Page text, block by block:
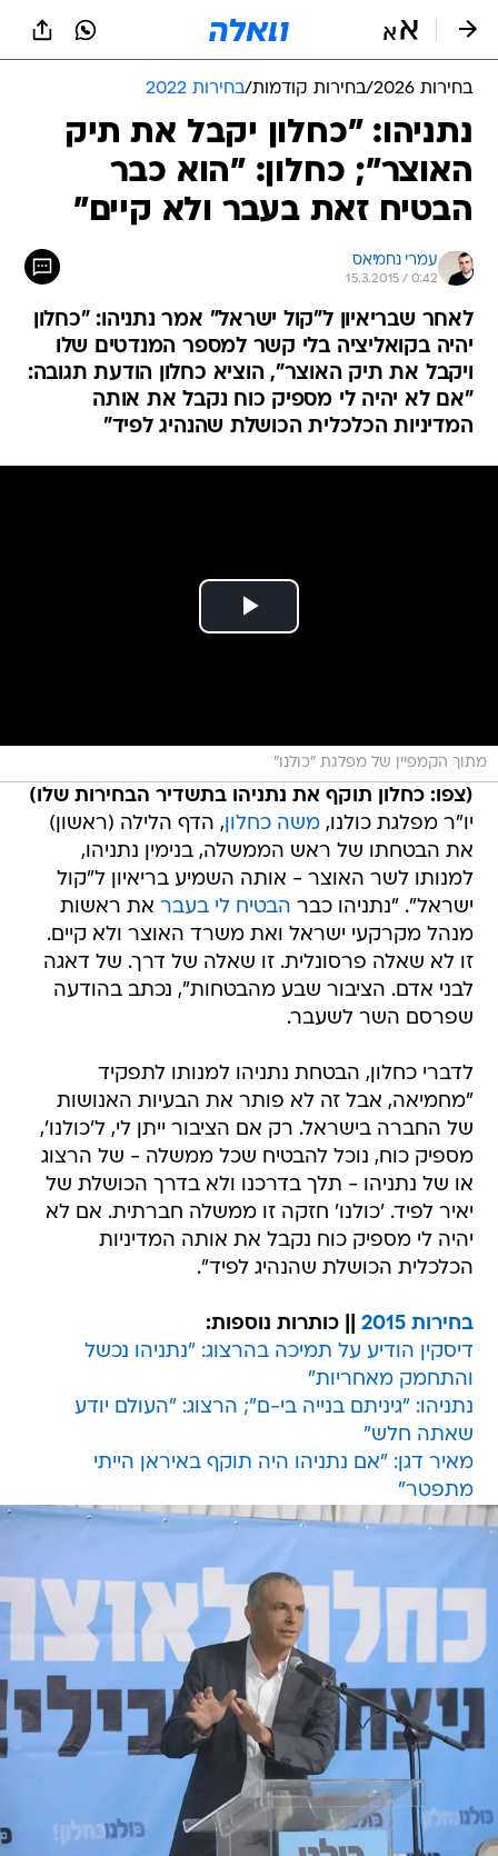
בחירות 2026 /בחירות קודמות/בחירות 2022
נתניהו: "כחלון יקבל את תיק
האוצר"; כחלון: "הוא כבר
הבטיח זאת בעבר ולא קיים"
עמרי נחמיאס
15.3.2015 / 0:42
לאחר שבריאיון ל"קול ישראל" אמר נתניהו: "כחלון
יהיה בקואליציה בלי קשר למספר המנדטים שלו
ויקבל את תיק האוצר", הוציא כחלון הודעת תגובה:
"אם לא יהיה לי מספיק כוח נקבל את אותה
המדיניות הכלכלית הכושלת שהנהיג לפיד"
מתוך הקמפיין של מפלגת "כולנו"
(צפו: כחלון תוקף את נתניהו בתשדיר הבחירות שלו)
יו"ר מפלגת כולנו,משה כחלון, הדף הלילה (ראשון)
את הבטחתו של ראש הממשלה, בנימין נתניהו,
למנותו לשר האוצר - אותה השמיע בריאיון ל"קול
ישראל". "נתניהו כבר הבטיח לי בעבר את ראשות
מנהל מקרקעי ישראל ואת משרד האוצר ולא קיים.
זו לא שאלה פרסונלית. זו שאלה של דרך. של דאגה
לבני אדם. הציבור שבע מהבטחות", נכתב בהודעה
שפרסם השר לשעבר.
לדברי כחלון, הבטחת נתניהו למנותו לתפקיד
"מחמיאה, אבל זה לא פותר את הבעיות האנושות
של החברה בישראל. רק אם הציבור ייתן לי, ל'כולנו',
מספיק כוח, נוכל להבטיח שכל ממשלה - של הרצוג
או של נתניהו - תלך בדרכנו ולא בדרך הכושלת של
יאיר לפיד. 'כולנו' חזקה זו ממשלה חברתית. אם לא
יהיה לי מספיק כוח נקבל את אותה המדיניות
הכלכלית הכושלת שהנהיג לפיד".
בחירות 2015
|| כותרות נוספות:
דיסקין הודיע על תמיכה בהרצוג: "נתניהו נכשל
והתחמק מאחריות"
נתניהו: "גיניתם בנייה בי-ם"; הרצוג: "העולם יודע
שאתה חלש"
מאיר דגן: "אם נתניהו היה תוקף באיראן הייתי
מתפטר"